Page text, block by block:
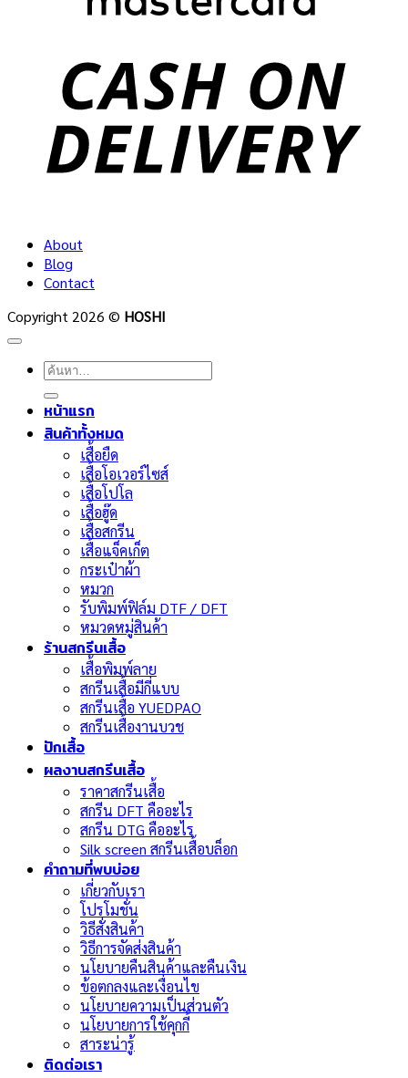
About
Blog
Contact
Copyright 2026 © HOSHI
ค้นหา:
หน้าแรก
สินค้าทั้งหมด
เสื้อยืด
เสื้อโอเวอร์ไซส์
เสื้อโปโล
เสื้อฮู๊ด
เสื้อสกรีน
เสื้อแจ็คเก็ต
กระเป๋าผ้า
หมวก
รับพิมพ์ฟิล์ม DTF / DFT
หมวดหมู่สินค้า
ร้านสกรีนเสื้อ
เสื้อพิมพ์ลาย
สกรีนเสื้อมีกี่แบบ
สกรีนเสื้อ YUEDPAO
สกรีนเสื้องานบวช
ปักเสื้อ
ผลงานสกรีนเสื้อ
ราคาสกรีนเสื้อ
สกรีน DFT คืออะไร
สกรีน DTG คืออะไร
Silk screen สกรีนเสื้อบล็อก
คำถามที่พบบ่อย
เกี่ยวกับเรา
โปรโมชั่น
วิธีสั่งสินค้า
วิธีการจัดส่งสินค้า
นโยบายคืนสินค้าและคืนเงิน
ข้อตกลงและเงื่อนไข
นโยบายความเป็นส่วนตัว
นโยบายการใช้คุกกี้
สาระน่ารู้
ติดต่อเรา